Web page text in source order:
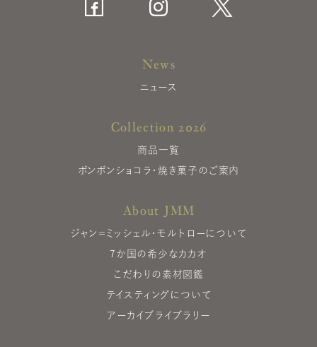
News
ニュース
Collection 2026
商品一覧
ボンボンショコラ・焼き菓子のご案内
About JMM
ジャン＝ミッシェル・モルトローについて
7か国の希少なカカオ
こだわりの素材図鑑
テイスティングについて
アーカイブライブラリー